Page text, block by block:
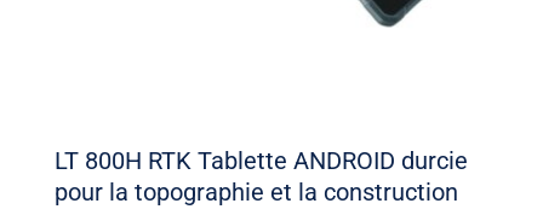
LT 800H RTK Tablette ANDROID durcie
pour la topographie et la construction